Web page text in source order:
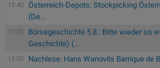
15:40
Österreich-Depots: Stockpicking
(De...
15:20
Börsegeschichte 5.8.: Bitte wieder so
Geschichte) (...
15:00
Nachlese: Hans Wanovits Barrique de